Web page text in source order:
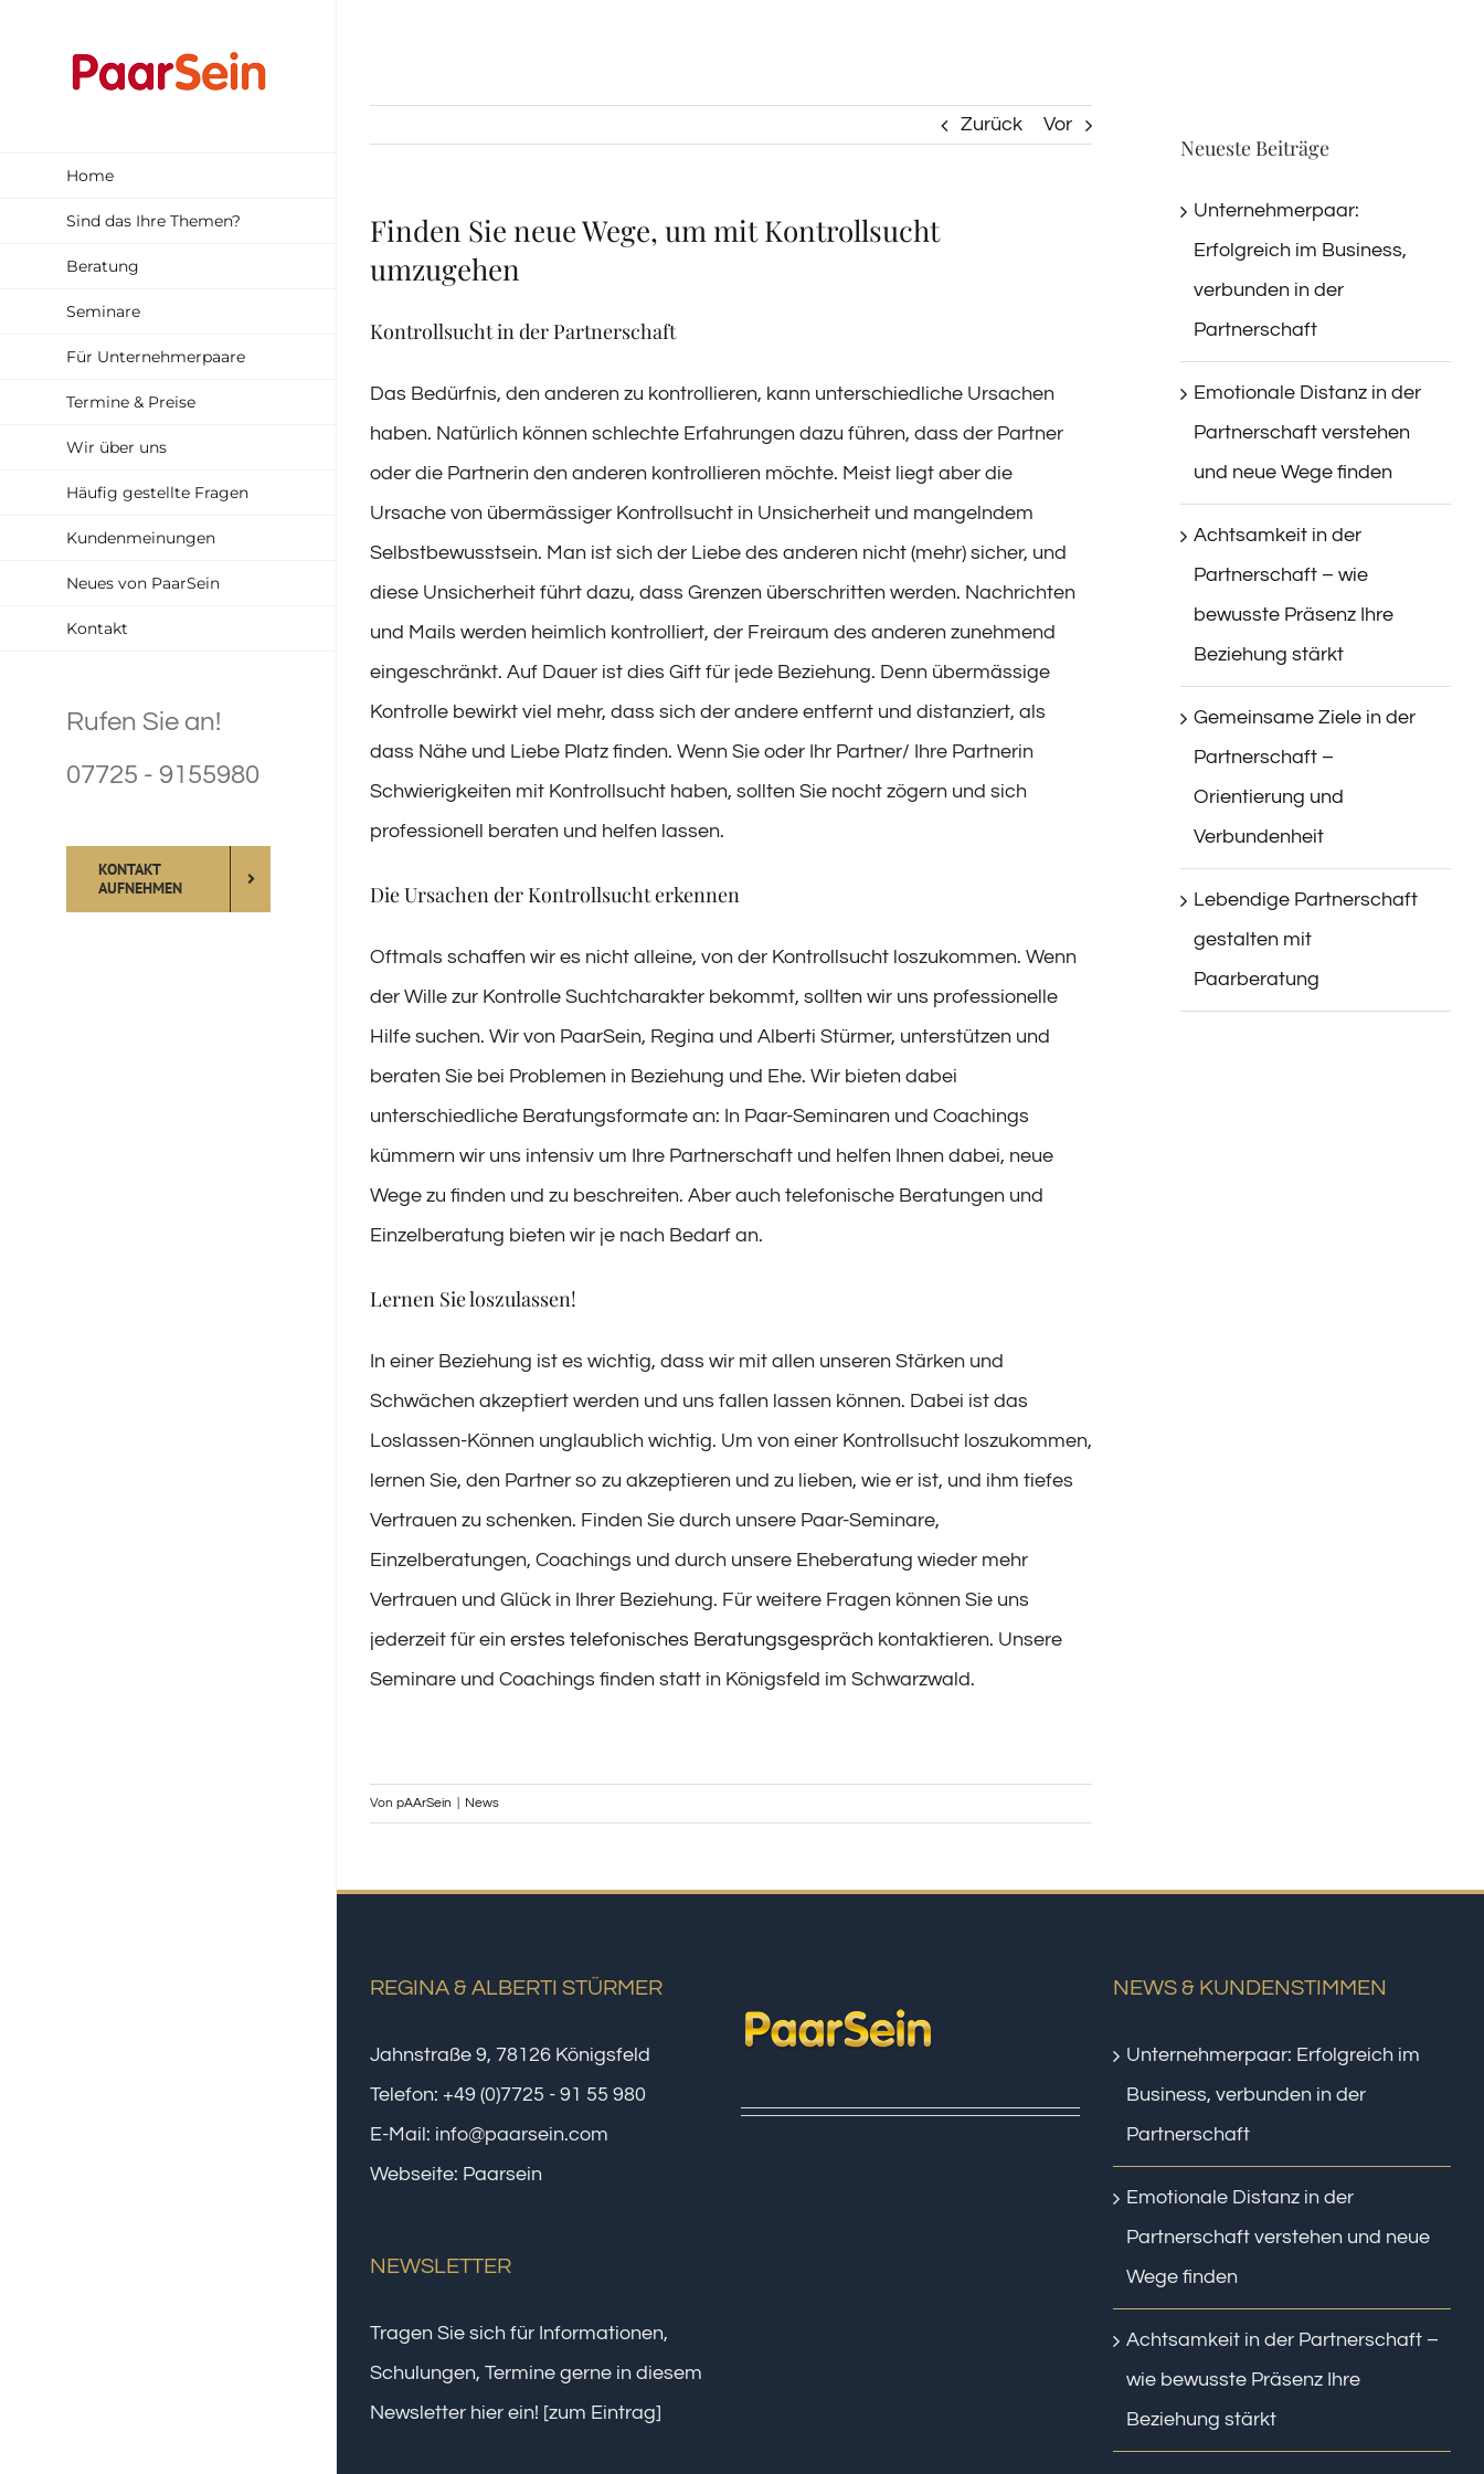
springen
Home
Sind das Ihre Themen?
Beratung
Seminare
Für Unternehmerpaare
Termine & Preise
Wir über uns
Häufig gestellte Fragen
Kundenmeinungen
Neues von PaarSein
Kontakt
Rufen Sie an!
07725 - 9155980
KONTAKT
AUFNEHMEN
Zurück Vor
Finden Sie neue Wege, um mit Kontrollsucht
umzugehen
Kontrollsucht in der Partnerschaft
Das Bedürfnis, den anderen zu kontrollieren, kann unterschiedliche Ursachen
haben. Natürlich können schlechte Erfahrungen dazu führen, dass der Partner
oder die Partnerin den anderen kontrollieren möchte. Meist liegt aber die
Ursache von übermässiger Kontrollsucht in Unsicherheit und mangelndem
Selbstbewusstsein. Man ist sich der Liebe des anderen nicht (mehr) sicher, und
diese Unsicherheit führt dazu, dass Grenzen überschritten werden. Nachrichten
und Mails werden heimlich kontrolliert, der Freiraum des anderen zunehmend
eingeschränkt. Auf Dauer ist dies Gift für jede Beziehung. Denn übermässige
Kontrolle bewirkt viel mehr, dass sich der andere entfernt und distanziert, als
dass Nähe und Liebe Platz finden. Wenn Sie oder Ihr Partner/ Ihre Partnerin
Schwierigkeiten mit Kontrollsucht haben, sollten Sie nocht zögern und sich
professionell beraten und helfen lassen.
Die Ursachen der Kontrollsucht erkennen
Oftmals schaffen wir es nicht alleine, von der Kontrollsucht loszukommen. Wenn
der Wille zur Kontrolle Suchtcharakter bekommt, sollten wir uns professionelle
Hilfe suchen. Wir von PaarSein, Regina und Alberti Stürmer, unterstützen und
beraten Sie bei Problemen in Beziehung und Ehe. Wir bieten dabei
unterschiedliche Beratungsformate an: In Paar-Seminaren und Coachings
kümmern wir uns intensiv um Ihre Partnerschaft und helfen Ihnen dabei, neue
Wege zu finden und zu beschreiten. Aber auch telefonische Beratungen und
Einzelberatung bieten wir je nach Bedarf an.
Lernen Sie loszulassen!
In einer Beziehung ist es wichtig, dass wir mit allen unseren Stärken und
Schwächen akzeptiert werden und uns fallen lassen können. Dabei ist das
Loslassen-Können unglaublich wichtig. Um von einer Kontrollsucht loszukommen,
lernen Sie, den Partner so zu akzeptieren und zu lieben, wie er ist, und ihm tiefes
Vertrauen zu schenken. Finden Sie durch unsere Paar-Seminare,
Einzelberatungen, Coachings und durch unsere Eheberatung wieder mehr
Vertrauen und Glück in Ihrer Beziehung. Für weitere Fragen können Sie uns
jederzeit für ein erstes telefonisches Beratungsgespräch kontaktieren. Unsere
Seminare und Coachings finden statt in Königsfeld im Schwarzwald.
Von pAArSein News
Neueste Beiträge
Unternehmerpaar:
Erfolgreich im Business,
verbunden in der
Partnerschaft
Emotionale Distanz in der
Partnerschaft verstehen
und neue Wege finden
Achtsamkeit in der
Partnerschaft – wie
bewusste Präsenz Ihre
Beziehung stärkt
Gemeinsame Ziele in der
Partnerschaft –
Orientierung und
Verbundenheit
Lebendige Partnerschaft
gestalten mit
Paarberatung
REGINA & ALBERTI STÜRMER
Jahnstraße 9, 78126 Königsfeld
Telefon: +49 (0)7725 - 91 55 980
E-Mail: info@paarsein.com
Webseite: Paarsein
NEWSLETTER
Tragen Sie sich für Informationen,
Schulungen, Termine gerne in diesem
Newsletter hier ein! [zum Eintrag]
NEWS & KUNDENSTIMMEN
Unternehmerpaar: Erfolgreich im
Business, verbunden in der
Partnerschaft
Emotionale Distanz in der
Partnerschaft verstehen und neue
Wege finden
Achtsamkeit in der Partnerschaft –
wie bewusste Präsenz Ihre
Beziehung stärkt